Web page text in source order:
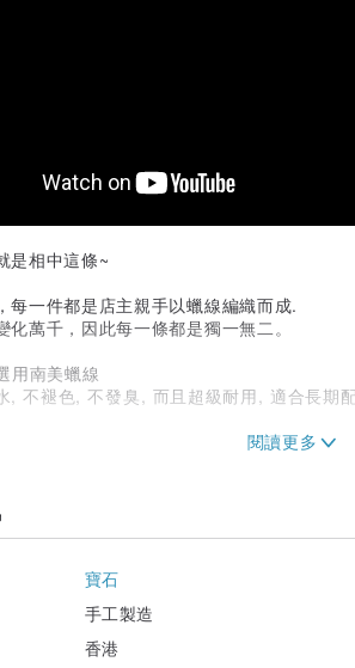
是相中這條~
每一件都是店主親手以蠟線編織而成.
化萬千，因此每一條都是獨一無二。
用南美蠟線
, 不褪色, 不發臭, 而且超級耐用, 適合長期
約 34x28mm
尺寸, 因為編織時線會包住石頭, 所以石頭
(穿過頭部後可自由調較, 一般頭圍都合適)
lock (活結)用來調節頸鏈長短.
寶石
手工製造
香港